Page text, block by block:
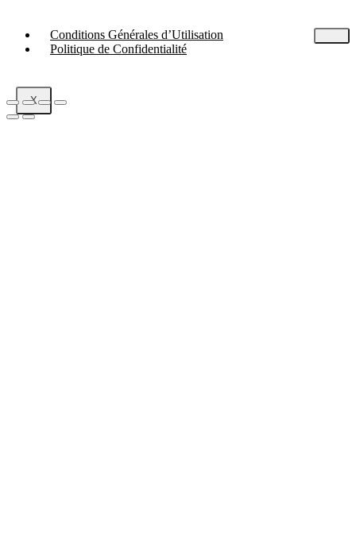
Conditions Générales d’Utilisation
Politique de Confidentialité
X